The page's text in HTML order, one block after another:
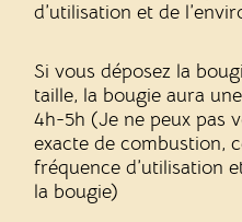
d’utilisation et de
Si vous déposez la
taille, la bougie aura
4h-5h (Je ne peux pas
exacte de combustion,
fréquence d’utilisation
la bougie)